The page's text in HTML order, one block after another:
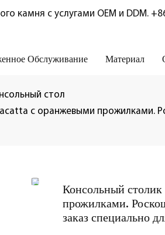
камня с услугами OEM и DDM.
Обслуживание Материал
стол
с оранжевыми прожилками.
Консольный
прожилками.
заказ специально